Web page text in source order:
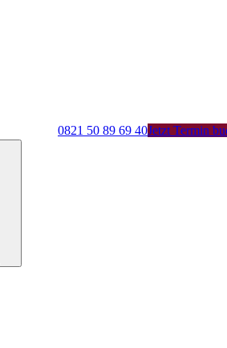
0821 50 89 69 40Jetzt Termin